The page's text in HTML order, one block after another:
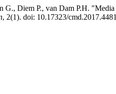
Diem P., van Dam P.H.
, 2(1). doi: 10.17323/